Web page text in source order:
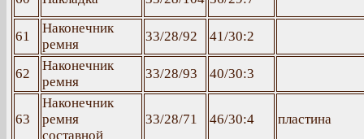
61
Наконечник
ремня
33/28/92 41/30:2
62
Наконечник
ремня
33/28/93 40/30:3
63
Наконечник
ремня
составной
33/28/71 46/30:4 пластина